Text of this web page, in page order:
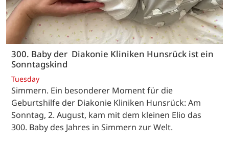
300. Baby der Diakonie Kliniken Hunsrück ist ein
Sonntagskind
Tuesday
Simmern. Ein besonderer Moment für die
Geburtshilfe der Diakonie Kliniken Hunsrück: Am
Sonntag, 2. August, kam mit dem kleinen Elio das
300. Baby des Jahres in Simmern zur Welt.